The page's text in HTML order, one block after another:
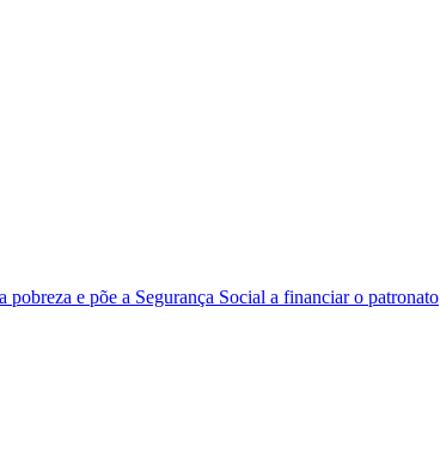
e põe a Segurança Social a financiar o patronato